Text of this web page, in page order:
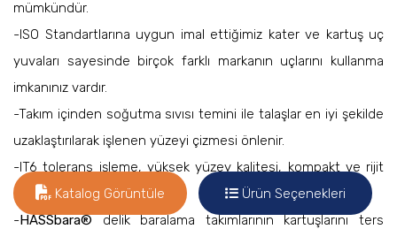
mümkündür.
-ISO Standartlarına uygun imal ettiğimiz kater ve kartuş uç
yuvaları sayesinde birçok farklı markanın uçlarını kullanma
imkanınız vardır.
-Takım içinden soğutma sıvısı temini ile talaşlar en iyi şekilde
uzaklaştırılarak işlenen yüzeyi çizmesi önlenir.
-IT6 tolerans işleme, yüksek yüzey kalitesi, kompakt ve rijit
gövde.
-HASSbara®delik baralama takımlarının kartuşlarını ters
Katalog Görüntüle Ürün Seçenekleri